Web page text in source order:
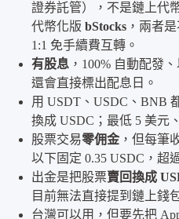
證券託管），不是鏈上代
代幣化版 bStocks ，兩者
1:1 免手續費互轉。
有股息 ，100% 自動配發
還會直接標出配息日。
用 USDT、USDC、BNB
換成 USDC；最低 5 美元
股票交易零佣金 ，但每筆
以下固定 0.35 USDC，超
出金是把股票賣回換成
目前無法直接提到鏈上錢
台灣可以用，但要先把